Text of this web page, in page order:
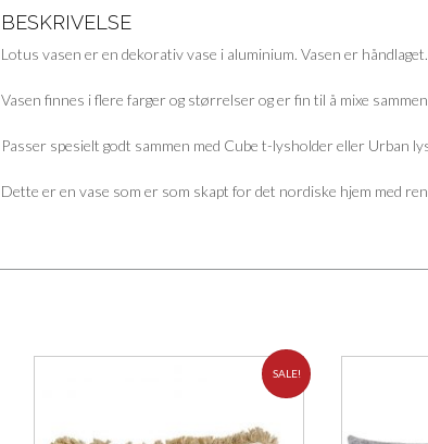
BESKRIVELSE
Lotus vasen er en dekorativ vase i aluminium. Vasen er håndlaget.
Vasen finnes i flere farger og størrelser og er fin til å mixe
Passer spesielt godt sammen med Cube t-lysholder eller Urban
Dette er en vase som er som skapt for det nordiske hjem med
SALE!